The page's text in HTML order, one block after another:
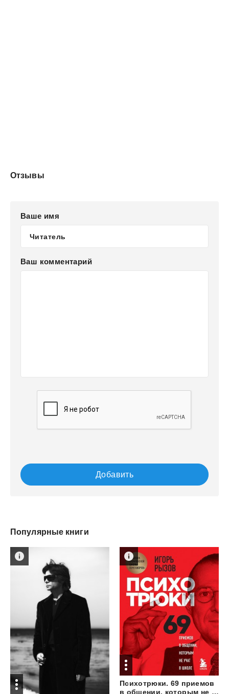
Отзывы
Ваше имя
Ваш комментарий
Добавить
Популярные книги
Психотрюки. 69 приемов
в общении, которым не учат в школе